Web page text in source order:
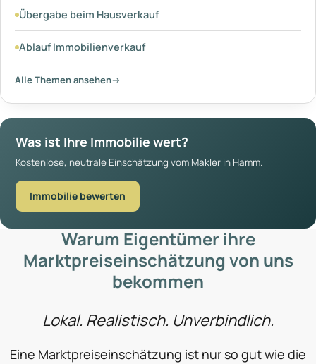
Übergabe beim Hausverkauf
Ablauf Immobilienverkauf
Alle Themen ansehen→
Was ist Ihre Immobilie wert?
Kostenlose, neutrale Einschätzung vom Makler in Hamm.
Immobilie bewerten
Warum Eigentümer ihre
Marktpreiseinschätzung von uns
bekommen
Lokal. Realistisch. Unverbindlich.
Eine Marktpreiseinschätzung ist nur so gut wie die